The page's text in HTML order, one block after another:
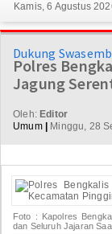
Kamis, 6 Agustus
Dukung
Polres
Jagung
Oleh: Editor
Umum
Minggu, 28
Foto : Kapolres
dan Seluruh Jajaran